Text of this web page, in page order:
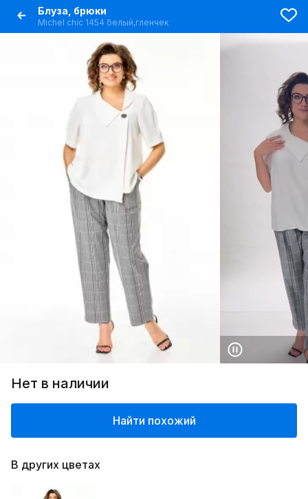
Блуза, брюки
Michel chic 1454 белый,гленчек
Нет в наличии
Найти похожий
В других цветах